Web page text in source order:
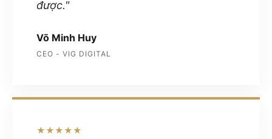
được."
Võ Minh Huy
CEO - VIG DIGITAL
★★★★★